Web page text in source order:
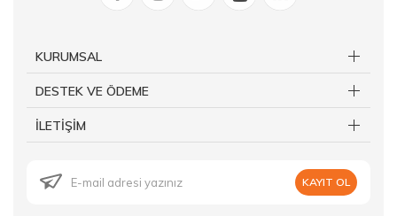
KURUMSAL
DESTEK VE ÖDEME
İLETİŞİM
KAYIT OL